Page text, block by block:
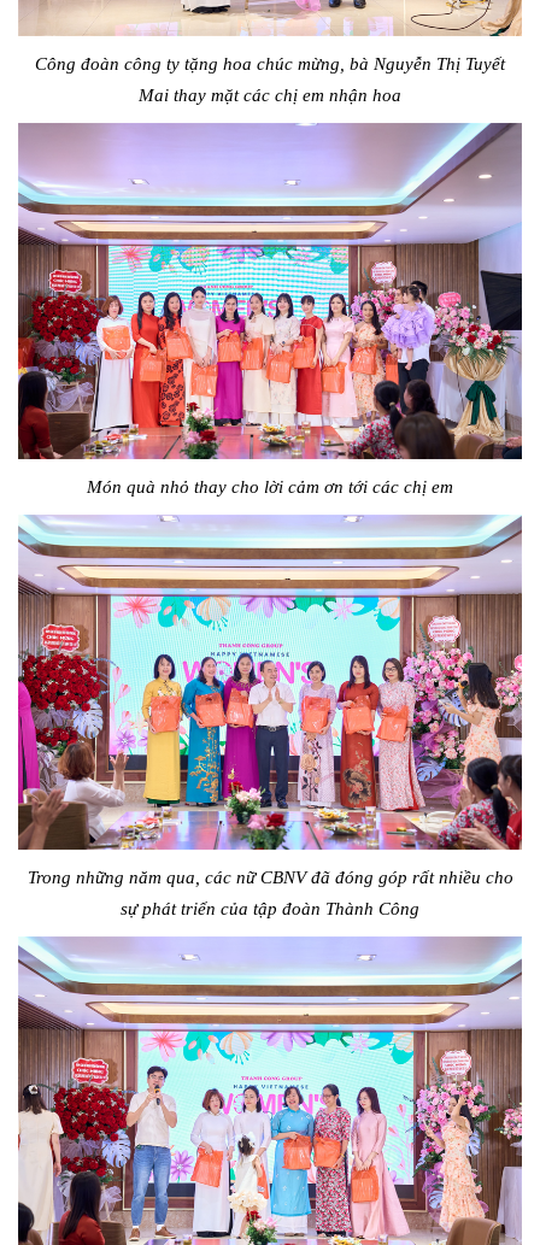
Công đoàn công ty tặng hoa chúc mừng, bà Nguyễn Thị Tuyết
Mai thay mặt các chị em nhận hoa
Món quà nhỏ thay cho lời cảm ơn tới các chị em
Trong những năm qua, các nữ CBNV đã đóng góp rất nhiều cho
sự phát triển của tập đoàn Thành Công